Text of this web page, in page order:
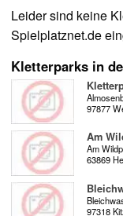
Leider sind keine
Spielplatznet.de
Kletterparks in
97877
Am
Am
63869
97318